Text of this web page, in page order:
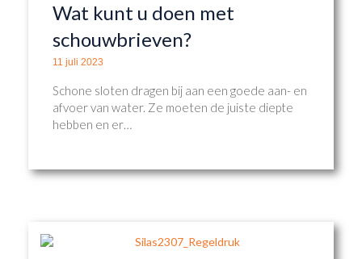
Wat kunt u doen met
schouwbrieven?
11 juli 2023
Schone sloten dragen bij aan een goede aan- en
afvoer van water. Ze moeten de juiste diepte
hebben en er…